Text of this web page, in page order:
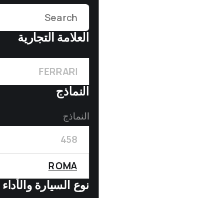
العلامة التجارية
FERRARI
النماذج
النماذج
458
ROMA
نوع السيارة والأداء